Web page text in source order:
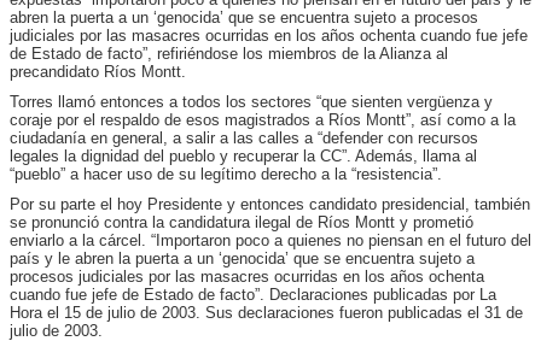
abren la puerta a un ‘genocida’ que se encuentra sujeto a procesos
judiciales por las masacres ocurridas en los años ochenta cuando fue jefe
de Estado de facto”, refiriéndose los miembros de la Alianza al
precandidato Ríos Montt.
Torres llamó entonces a todos los sectores “que sienten vergüenza y
coraje por el respaldo de esos magistrados a Ríos Montt”, así como a la
ciudadanía en general, a salir a las calles a “defender con recursos
legales la dignidad del pueblo y recuperar la CC”. Además, llama al
“pueblo” a hacer uso de su legítimo derecho a la “resistencia”.
Por su parte el hoy Presidente y entonces candidato presidencial, también
se pronunció contra la candidatura ilegal de Ríos Montt y prometió
enviarlo a la cárcel. “Importaron poco a quienes no piensan en el futuro del
país y le abren la puerta a un ‘genocida’ que se encuentra sujeto a
procesos judiciales por las masacres ocurridas en los años ochenta
cuando fue jefe de Estado de facto”. Declaraciones publicadas por La
Hora el 15 de julio de 2003. Sus declaraciones fueron publicadas el 31 de
julio de 2003.